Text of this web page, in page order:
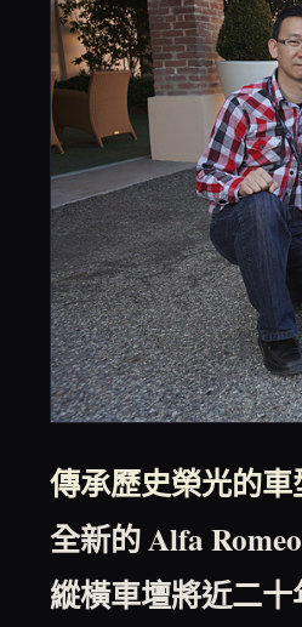
傳承歷史榮光的車
全新的Alfa
縱橫車壇將近二十